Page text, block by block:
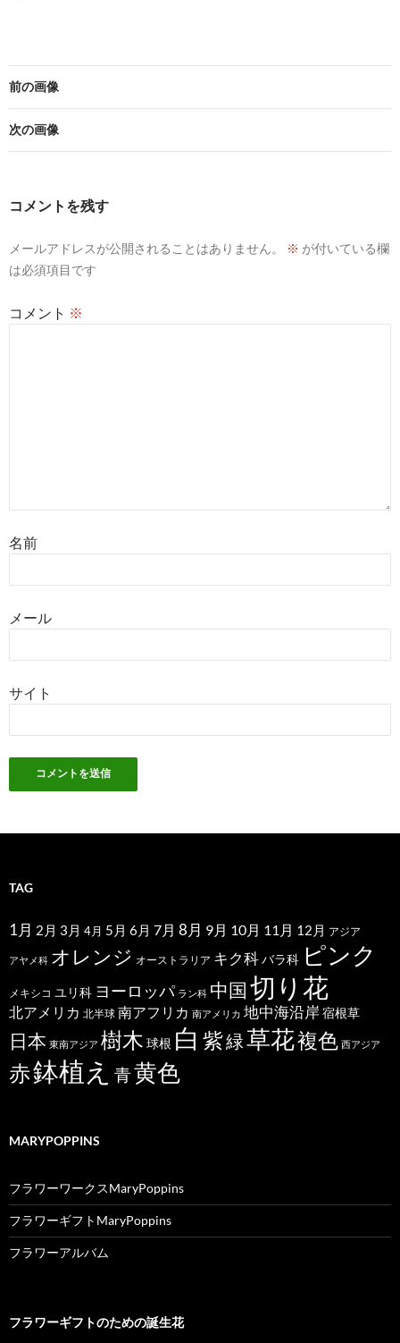
前の画像
次の画像
コメントを残す
メールアドレスが公開されることはありません。 ※ が付いている欄
は必須項目です
コメント ※
名前
メール
サイト
TAG
1月 2月 3月 4月 5月 6月 7月 8月 9月 10月 11月 12月 アジア
アヤメ科 オレンジ オーストラリア キク科バラ科 ピンク
メキシコ ユリ科 ヨーロッパ ラン科 中国切り花
北アメリカ 北半球 南アフリカ 南アメリカ 地中海沿岸 宿根草
日本 東南アジア 樹木 球根 白 紫緑草花複色 西アジア
赤鉢植え 青黄色
MARYPOPPINS
フラワーワークスMaryPoppins
フラワーギフトMaryPoppins
フラワーアルバム
フラワーギフトのための誕生花